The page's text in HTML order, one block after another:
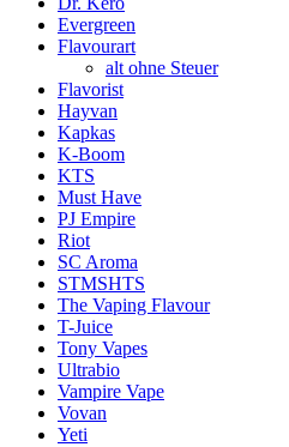
Evergreen
Flavourart
alt ohne Steuer
Flavorist
Hayvan
Kapkas
K-Boom
KTS
Must Have
PJ Empire
Riot
SC Aroma
STMSHTS
The Vaping Flavour
T-Juice
Tony Vapes
Ultrabio
Vampire Vape
Vovan
Yeti